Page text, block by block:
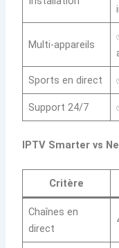
Multi-appareils
Sports en direct
Support 24/7
IPTV Smarter vs
Critère
Chaînes en
direct